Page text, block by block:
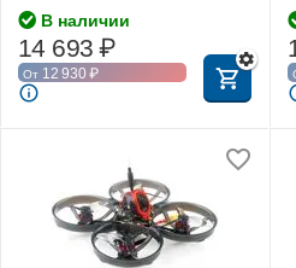
В наличии
14 693 ₽
От 12 930 ₽